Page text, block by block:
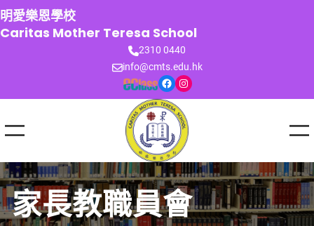
跳
至
主
明愛樂恩學校
Caritas Mother Teresa School
2310 0440
info@cmts.edu.hk
Facebook Instagram
家長教職員會